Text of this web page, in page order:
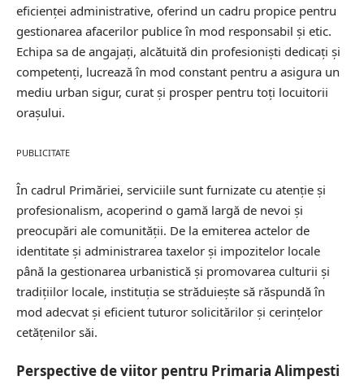
eficienței administrative, oferind un cadru propice pentru
gestionarea afacerilor publice în mod responsabil și etic.
Echipa sa de angajați, alcătuită din profesioniști dedicați și
competenți, lucrează în mod constant pentru a asigura un
mediu urban sigur, curat și prosper pentru toți locuitorii
orașului.
PUBLICITATE
În cadrul Primăriei, serviciile sunt furnizate cu atenție și
profesionalism, acoperind o gamă largă de nevoi și
preocupări ale comunității. De la emiterea actelor de
identitate și administrarea taxelor și impozitelor locale
până la gestionarea urbanistică și promovarea culturii și
tradițiilor locale, instituția se străduiește să răspundă în
mod adecvat și eficient tuturor solicitărilor și cerințelor
cetățenilor săi.
Perspective de viitor pentru Primaria Alimpesti